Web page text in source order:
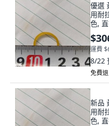
優選
用耐
色,
運費
8/22
免費
新品
用耐
色,